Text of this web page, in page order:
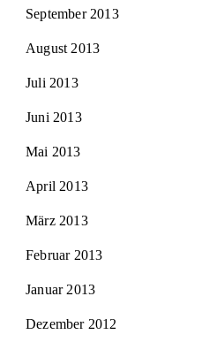
September 2013
August 2013
Juli 2013
Juni 2013
Mai 2013
April 2013
März 2013
Februar 2013
Januar 2013
Dezember 2012